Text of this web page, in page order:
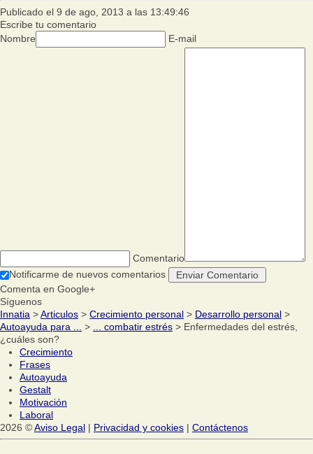
Publicado el 9 de ago, 2013 a las 13:49:46
Escribe tu comentario
Nombre
E-mail
Comentario
Notificarme de nuevos comentarios
Comenta en Google+
Síguenos
Innatia >Articulos > Crecimiento personal > Desarrollo personal >
Autoayuda para ...
> ... combatir estrés > Enfermedades del estrés,
¿cuáles son?
Crecimiento
Frases
Autoayuda
Gestalt
Motivación
Laboral
2026 ©Aviso Legal | Privacidad y cookies | Contáctenos